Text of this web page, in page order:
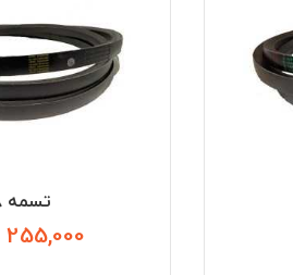
تسمه A18
255,000 تومان